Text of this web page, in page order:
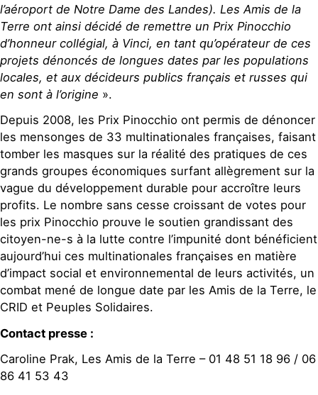
l’aéroport de Notre Dame des Landes). Les Amis de la
Terre ont ainsi décidé de remettre un Prix Pinocchio
d’honneur collégial, à Vinci, en tant qu’opérateur de ces
projets dénoncés de longues dates par les populations
locales, et aux décideurs publics français et russes qui
en sont à l’origine ».
Depuis 2008, les Prix Pinocchio ont permis de dénoncer
les mensonges de 33 multinationales françaises, faisant
tomber les masques sur la réalité des pratiques de ces
grands groupes économiques surfant allègrement sur la
vague du développement durable pour accroître leurs
profits. Le nombre sans cesse croissant de votes pour
les prix Pinocchio prouve le soutien grandissant des
citoyen-ne-s à la lutte contre l’impunité dont bénéficient
aujourd’hui ces multinationales françaises en matière
d’impact social et environnemental de leurs activités, un
combat mené de longue date par les Amis de la Terre, le
CRID et Peuples Solidaires.
Contact presse :
Caroline Prak, Les Amis de la Terre – 01 48 51 18 96 / 06
86 41 53 43